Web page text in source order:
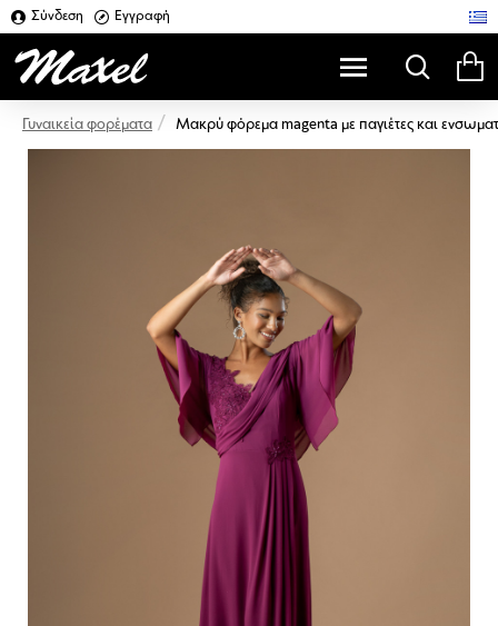
Σύνδεση Εγγραφή
Γυναικεία φορέματα Μακρύ φόρεμα magenta με παγιέτες και